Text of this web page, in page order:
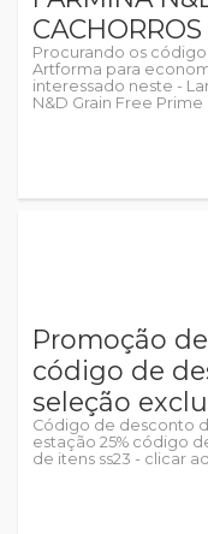
Procurando os
Artforma para
interessado neste -
N&D Grain Free
Promoção
código de
seleção
Código de desconto
estação 25% código
de itens ss23 - clicar